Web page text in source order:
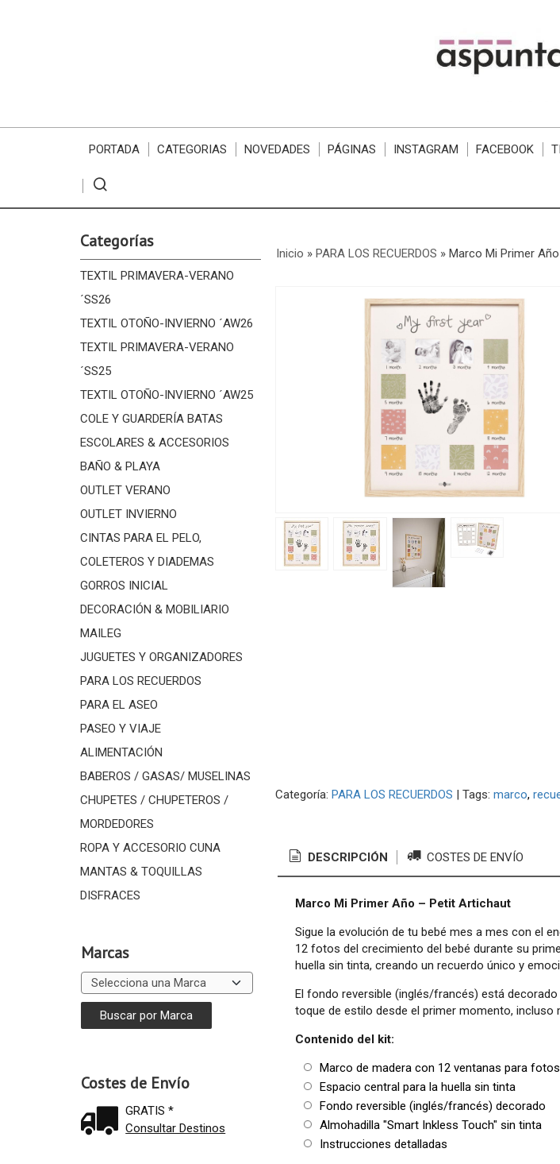
PORTADA CATEGORIAS NOVEDADES PÁGINAS INSTAGRAM FACEBOOK
Categorías
TEXTIL PRIMAVERA-VERANO
´SS26
TEXTIL OTOÑO-INVIERNO ´AW26
TEXTIL PRIMAVERA-VERANO
´SS25
TEXTIL OTOÑO-INVIERNO ´AW25
COLE Y GUARDERÍA BATAS
ESCOLARES & ACCESORIOS
BAÑO & PLAYA
OUTLET VERANO
OUTLET INVIERNO
CINTAS PARA EL PELO,
COLETEROS Y DIADEMAS
GORROS INICIAL
DECORACIÓN & MOBILIARIO
MAILEG
JUGUETES Y ORGANIZADORES
PARA LOS RECUERDOS
PARA EL ASEO
PASEO Y VIAJE
ALIMENTACIÓN
BABEROS / GASAS/ MUSELINAS
CHUPETES / CHUPETEROS /
MORDEDORES
ROPA Y ACCESORIO CUNA
MANTAS & TOQUILLAS
DISFRACES
Marcas
Costes de Envío
GRATIS *
Consultar Destinos
Inicio » PARA LOS RECUERDOS » ​Marco Mi Primer
Categoría: PARA LOS RECUERDOS | Tags: marco
DESCRIPCIÓN COSTES DE ENVÍO
Marco Mi Primer Año – Petit Artichaut
Sigue la evolución de tu bebé mes a mes con el
12 fotos del crecimiento del bebé durante su
huella sin tinta, creando un recuerdo único y
El fondo reversible (inglés/francés) está
toque de estilo desde el primer momento,
Contenido del kit:
Marco de madera con 12 ventanas para fotos
Espacio central para la huella sin tinta
Fondo reversible (inglés/francés) decorado
Almohadilla "Smart Inkless Touch" sin tinta
Instrucciones detalladas